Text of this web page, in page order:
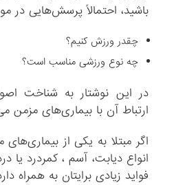
باشید، احتمالاً پرسش‌هایی در
چقدر ورزش کنیم؟
چه نوع ورزشی مناسب است؟
در این نوشتار به شناخت
ارتباط آن با بیماری‌های مزمن
اگر مبتلا به یکی از بیماری‌های
انواع دیابت، آسم ، کمردرد
فواید زیادی برایتان به همراه